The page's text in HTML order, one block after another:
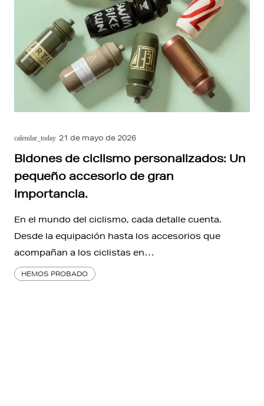
calendar_today 21 de mayo de 2026
Bidones de ciclismo personalizados: Un
pequeño accesorio de gran
importancia.
En el mundo del ciclismo, cada detalle cuenta.
Desde la equipación hasta los accesorios que
acompañan a los ciclistas en…
HEMOS PROBADO